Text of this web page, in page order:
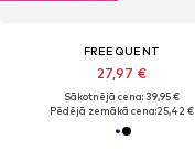
FREEQUENT
27,97 €
Sākotnējā cena: 39,95 €
Pēdējā zemākā cena:25,42 €